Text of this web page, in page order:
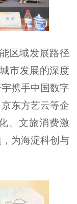
区域发展路径
市发展的深度
携手中国数字
东方艺云等企
、文旅消费激
为海淀科创与